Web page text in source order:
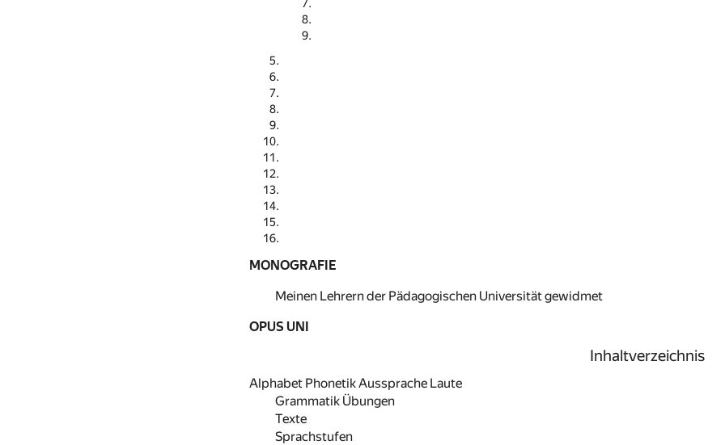
MONOGRAFIE
Meinen Lehrern der Pädagogischen Universität gewidmet
OPUS UNI
Inhaltverzeichnis
Alphabet Phonetik Aussprache Laute
Grammatik Übungen
Texte
Sprachstufen